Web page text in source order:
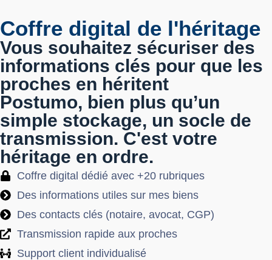
Coffre digital de l'héritage
Vous souhaitez sécuriser des
informations clés​ pour que les
proches en héritent
Postumo, bien plus qu’un
simple stockage, un socle de
transmission. C'est votre
héritage en ordre.
Coffre digital dédié avec +20 rubriques
Des informations utiles sur mes biens
Des contacts clés (notaire, avocat, CGP)
Transmission rapide aux proches
Support client individualisé​